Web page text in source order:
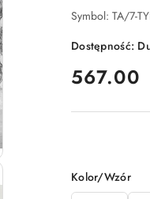
Symbol: TA/7-
Dostępność:
cena:
567.00
Wariant
Kolor/Wzór